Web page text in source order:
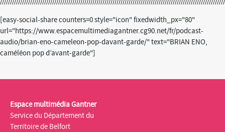
[easy-social-share counters=0 style="icon" fixedwidth_px="80"
url="https://www.espacemultimediagantner.cg90.net/fr/podcast-
audio/brian-eno-cameleon-pop-davant-garde/" text="BRIAN ENO,
caméléon pop d’avant-garde"]
Espace multimédia Gantner
Service du Département du
Territoire de Belfort